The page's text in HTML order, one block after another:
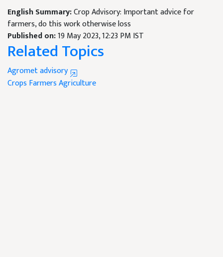
English Summary:Crop Advisory: Important advice for
farmers, do this work otherwise loss
Published on:19 May 2023, 12:23 PM IST
Related Topics
Agromet advisory
Crops FarmersAgriculture